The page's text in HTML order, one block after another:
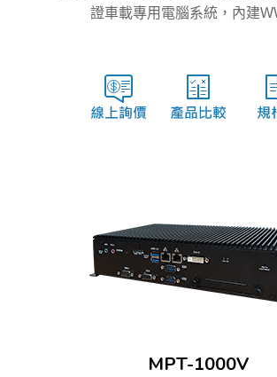
證車載專用電腦系統，內建
MPT-1000V